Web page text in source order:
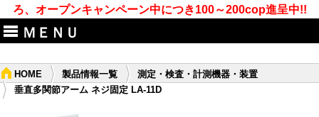
ろ、オープンキャンペーン中につき100～200cop進呈中!!
ＭＥＮＵ
HOME 製品情報一覧
測定・検査・計測機器・装置
垂直多関節アーム ネジ固定 LA-11D